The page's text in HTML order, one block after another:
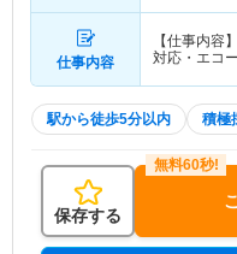
仕事内容
【仕事内容】
対応・エコ
駅から徒歩5分以内 積極
保存する